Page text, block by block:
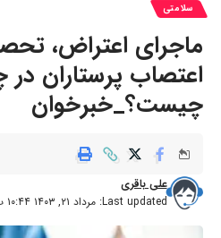
سلامتی
ماجرای اعتراض،
اعتصاب پرستاران
چیست؟_خبرخوان
Last updated: مرداد ۲۱, ۱۴۰۳ ۱۰:۴۴ ب٫ظ
علی باقری